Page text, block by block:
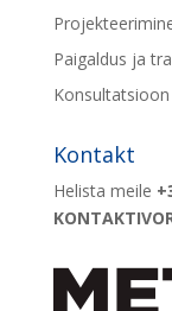
Paigaldus ja
Konsultatsioon
Kontakt
Helista meile